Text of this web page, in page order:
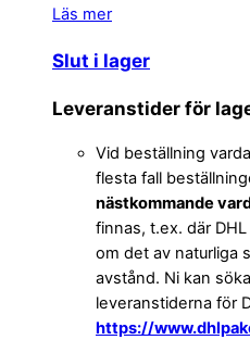
Läs mer
Slut i lager
Leveranstider för
Vid beställning
flesta fall
nästkommande
finnas, t.ex. där
om det av naturliga
avstånd. Ni kan
leveranstiderna för
https://